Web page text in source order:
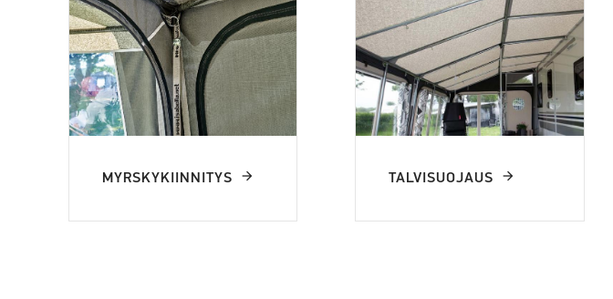
MYRSKYKIINNITYS TALVISUOJAUS